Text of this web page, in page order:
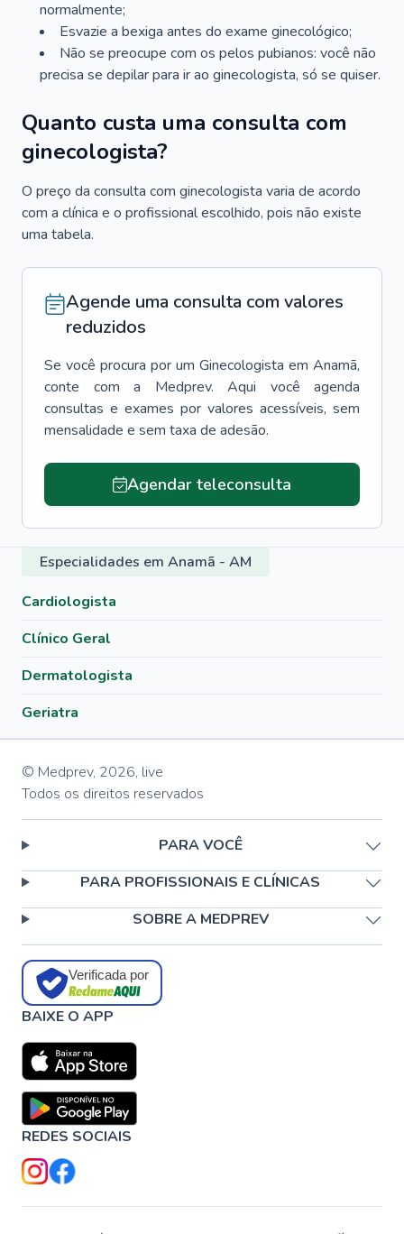
normalmente;
Esvazie a bexiga antes do exame ginecológico;
Não se preocupe com os pelos pubianos: você não
precisa se depilar para ir ao ginecologista, só se quiser.
Quanto custa uma consulta com
ginecologista?
O preço da consulta com ginecologista varia de acordo
com a clínica e o profissional escolhido, pois não existe
uma tabela.
Agende uma consulta com valores
reduzidos
Se você procura por um Ginecologista em Anamã,
conte com a Medprev. Aqui você agenda
consultas e exames por valores acessíveis, sem
mensalidade e sem taxa de adesão.
Agendar teleconsulta
Especialidades em Anamã - AM
Cardiologista
Clínico Geral
Dermatologista
Geriatra
© Medprev, 2026, live
Todos os direitos reservados
PARA VOCÊ
PARA PROFISSIONAIS E CLÍNICAS
SOBRE A MEDPREV
Verificada por
BAIXE O APP
REDES SOCIAIS